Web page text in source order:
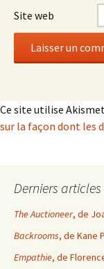
Site web
Ce site utilise
sur la façon dont les
Derniers articles
The Auctioneer, de
Backrooms, de Kane
Empathie, de